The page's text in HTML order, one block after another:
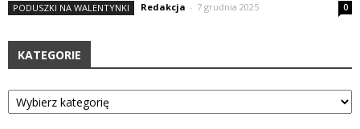
PODUSZKI NA WALENTYNKI Redakcja - 7 grudnia 2025 0
KATEGORIE
Kategorie